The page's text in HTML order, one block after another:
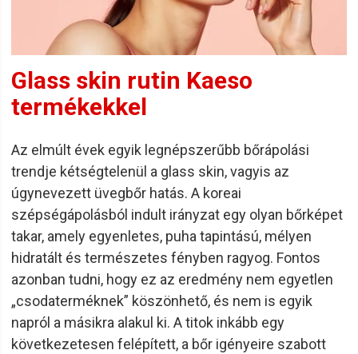
Glass skin rutin Kaeso
termékekkel
Az elmúlt évek egyik legnépszerűbb bőrápolási
trendje kétségtelenül a glass skin, vagyis az
úgynevezett üvegbőr hatás. A koreai
szépségápolásból indult irányzat egy olyan bőrképet
takar, amely egyenletes, puha tapintású, mélyen
hidratált és természetes fényben ragyog. Fontos
azonban tudni, hogy ez az eredmény nem egyetlen
„csodaterméknek” köszönhető, és nem is egyik
napról a másikra alakul ki. A titok inkább egy
következetesen felépített, a bőr igényeire szabott